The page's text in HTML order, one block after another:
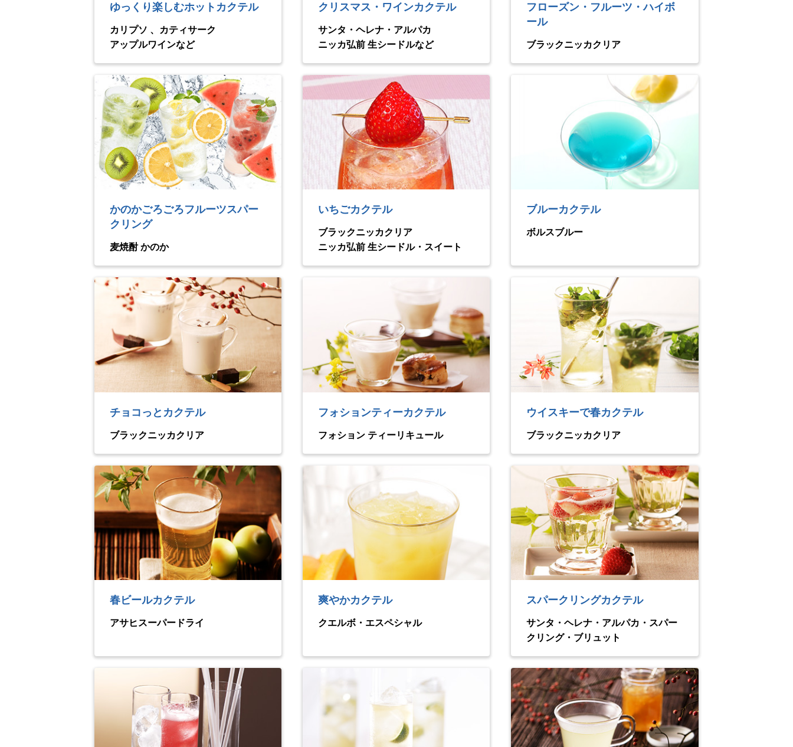
ゆっくり楽しむホットカクテル
カリプソ 、カティサーク
アップルワインなど
クリスマス・ワインカクテル
サンタ・ヘレナ・アルパカ
ニッカ弘前 生シードルなど
フローズン・フルーツ・ハイボ
ール
ブラックニッカクリア
かのかごろごろフルーツスパー
クリング
麦焼酎 かのか
いちごカクテル
ブラックニッカクリア
ニッカ弘前 生シードル・スイート
ブルーカクテル
ボルスブルー
チョコっとカクテル
ブラックニッカクリア
フォションティーカクテル
フォション ティーリキュール
ウイスキーで春カクテル
ブラックニッカクリア
春ビールカクテル
アサヒスーパードライ
爽やかカクテル
クエルボ・エスペシャル
スパークリングカクテル
サンタ・ヘレナ・アルパカ・スパー
クリング・ブリュット